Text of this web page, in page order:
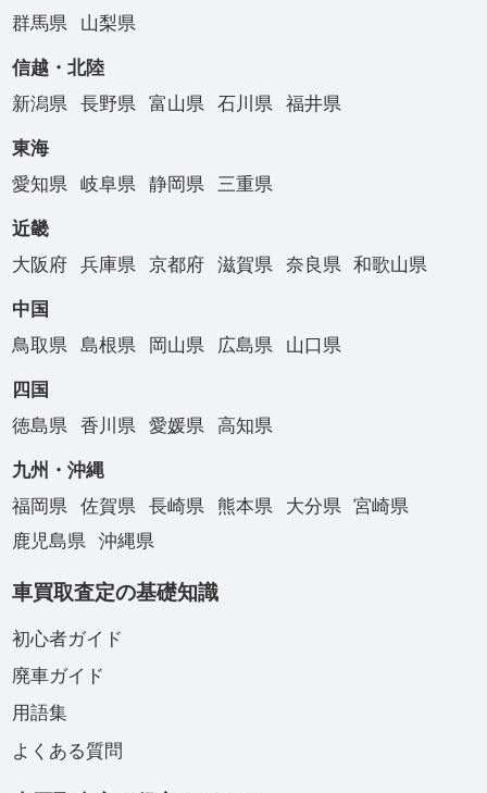
群馬県
山梨県
信越・北陸
新潟県
長野県 富山県 石川県 福井県
東海
愛知県
岐阜県 静岡県 三重県
近畿
大阪府
兵庫県 京都府 滋賀県 奈良県 和歌山県
中国
鳥取県
島根県 岡山県 広島県 山口県
四国
徳島県
香川県 愛媛県 高知県
九州・沖縄
福岡県
佐賀県 長崎県 熊本県 大分県
宮崎県
鹿児島県
沖縄県
車買取査定の基礎知識
初心者ガイド
廃車ガイド
用語集
よくある質問